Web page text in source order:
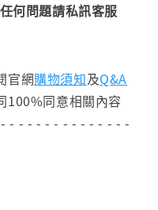
任何問題請私訊客服
官網購物須知及Q&A
100%同意相關內容
- - - - - - - - - - - - - -